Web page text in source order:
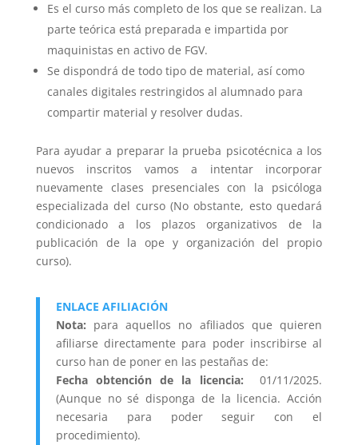
Es el curso más completo de los que se realizan. La
parte teórica está preparada e impartida por
maquinistas en activo de FGV.
Se dispondrá de todo tipo de material, así como
canales digitales restringidos al alumnado para
compartir material y resolver dudas.
Para ayudar a preparar la prueba psicotécnica a los
nuevos inscritos vamos a intentar incorporar
nuevamente clases presenciales con la psicóloga
especializada del curso (No obstante, esto quedará
condicionado a los plazos organizativos de la
publicación de la ope y organización del propio
curso).
ENLACE AFILIACIÓN
Nota: para aquellos no afiliados que quieren
afiliarse directamente para poder inscribirse al
curso han de poner en las pestañas de:
Fecha obtención de la licencia:
01/11/2025.
(Aunque no sé disponga de la licencia. Acción
necesaria para poder seguir con el
procedimiento).